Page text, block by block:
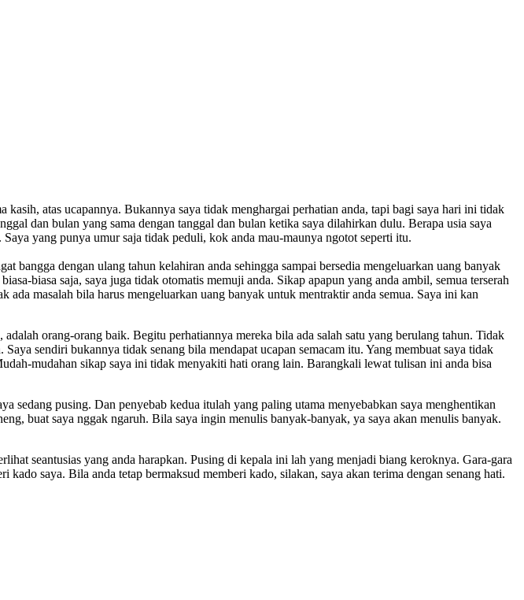
atas ucapannya. Bukannya saya tidak menghargai perhatian anda, tapi bagi saya hari ini tidak
dan bulan yang sama dengan tanggal dan bulan ketika saya dilahirkan dulu. Berapa usia saya
Saya yang punya umur saja tidak peduli, kok anda mau-maunya ngotot seperti itu.
bangga dengan ulang tahun kelahiran anda sehingga sampai bersedia mengeluarkan uang banyak
biasa saja, saya juga tidak otomatis memuji anda. Sikap apapun yang anda ambil, semua terserah
masalah bila harus mengeluarkan uang banyak untuk mentraktir anda semua. Saya ini kan
orang-orang baik. Begitu perhatiannya mereka bila ada salah satu yang berulang tahun. Tidak
sendiri bukannya tidak senang bila mendapat ucapan semacam itu. Yang membuat saya tidak
mudahan sikap saya ini tidak menyakiti hati orang lain. Barangkali lewat tulisan ini anda bisa
sedang pusing. Dan penyebab kedua itulah yang paling utama menyebabkan saya menghentikan
buat saya nggak ngaruh. Bila saya ingin menulis banyak-banyak, ya saya akan menulis banyak.
seantusias yang anda harapkan. Pusing di kepala ini lah yang menjadi biang keroknya. Gara-gara
saya. Bila anda tetap bermaksud memberi kado, silakan, saya akan terima dengan senang hati.